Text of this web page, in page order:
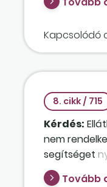
Kapcsolódó
8. cikk / 715
Kérdés:
nem
segítséget
Tovább